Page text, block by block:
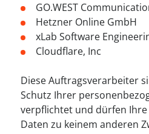
GO.WEST
Hetzner Online GmbH
xLab Software
Cloudflare, Inc
Diese Auftragsverarbeiter
Schutz Ihrer
verpflichtet und dürfen
Daten zu keinem anderen